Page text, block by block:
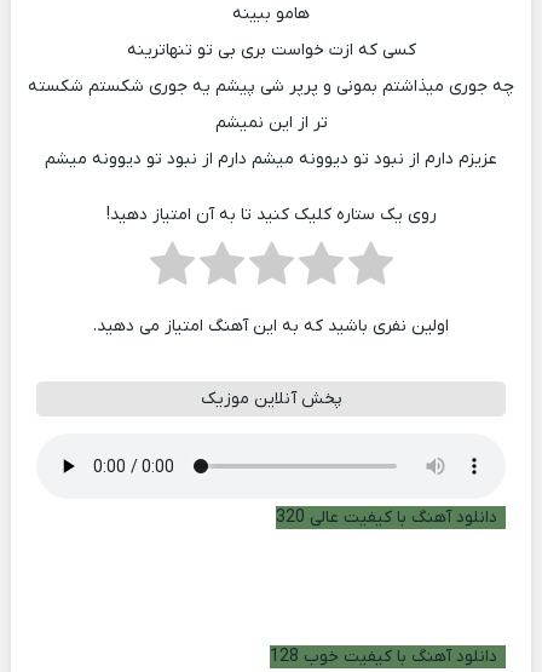
هامو ببینه
کسی که ازت خواست بری بی تو تنهاترینه
چه جوری میذاشتم بمونی و پرپر شی پیشم یه جوری شکستم شکسته
تر از این نمیشم
عزیزم دارم از نبود تو دیوونه میشم دارم از نبود تو دیوونه میشم
روی یک ستاره کلیک کنید تا به آن امتیاز دهید!
اولین نفری باشید که به این آهنگ امتیاز می دهید.
پخش آنلاین موزیک
دانلود آهنگ با کیفیت عالی 320
دانلود آهنگ با کیفیت خوب 128